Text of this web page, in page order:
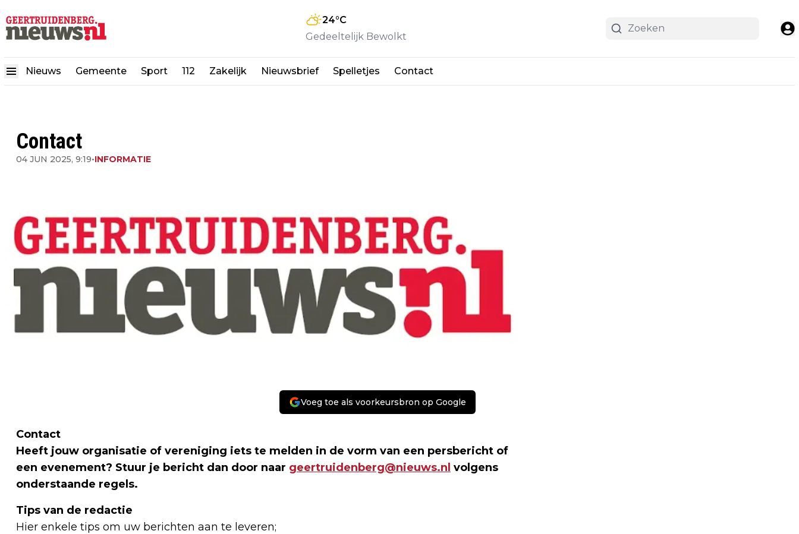
24°C
Gedeeltelijk Bewolkt
Nieuws Gemeente Sport 112 Zakelijk Nieuwsbrief Spelletjes Contact
Contact
04 JUN 2025, 9:19•INFORMATIE
Voeg toe als voorkeursbron op Google
Contact
Heeft jouw organisatie of vereniging iets te melden in de vorm van een persbericht of
een evenement? Stuur je bericht dan door naar geertruidenberg@nieuws.nl volgens
onderstaande regels.
Tips van de redactie
Hier enkele tips om uw berichten aan te leveren;